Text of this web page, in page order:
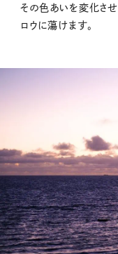
その色あいを変化させ
ロウに蕩けます。